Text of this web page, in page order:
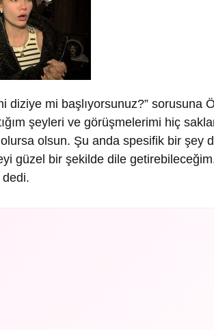
diziye mi başlıyorsunuz?”
şeyleri ve görüşmelerimi hiç
olsun. Şu anda spesifik bir şey
güzel bir şekilde dile